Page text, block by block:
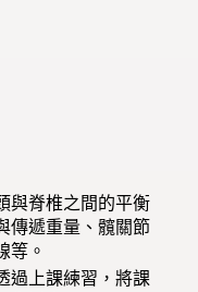
與脊椎之間的平衡
傳遞重量、髖關節
等。
過上課練習，將課